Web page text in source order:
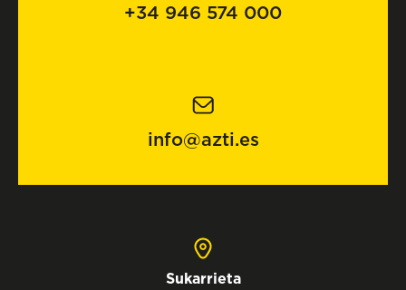
+34 946 574 000
info@azti.es
Sukarrieta